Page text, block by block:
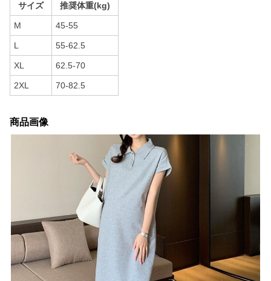
サイズ 推奨体重(kg)
M 45-55
L 55-62.5
XL 62.5-70
2XL 70-82.5
商品画像